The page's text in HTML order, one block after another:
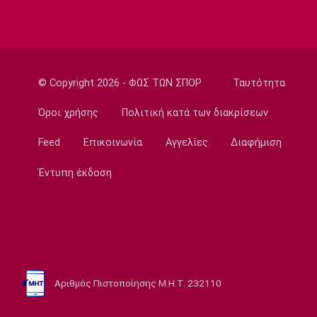
Εθνικές Μπάσκετ
προκριματικά
ΠΑΟΚ σε Μεϊτέ: «Μείνε δυνατός, είμαστε
ερωμένη του!»
07:50
© Copyright 2026 - ΦΩΣ ΤΩΝ ΣΠΟΡ Ταυτότητα
Όροι χρήσης Πολιτική κατά των διακρίσεων
Feed Επικοινωνία Αγγελίες Διαφήμιση
Έντυπη έκδοση
Αριθμός Πιστοποίησης Μ.Η.Τ. 232110